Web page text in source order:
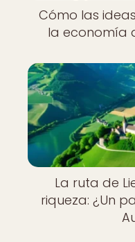
Cómo las
la economía
La ruta de
riqueza: ¿Un